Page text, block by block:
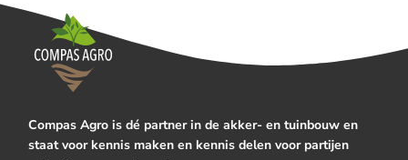
Compas Agro is dé partner in de akker- en tuinbouw en
staat voor kennis maken en kennis delen voor partijen